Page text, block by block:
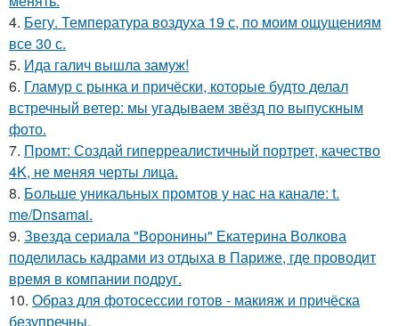
4. Бегу. Температура воздуха 19 с, по моим ощущениям
все 30 с.
5. Ида галич вышла замуж!
6. Гламур с рынка и причёски, которые будто делал
встречный ветер: мы угадываем звёзд по выпускным
фото.
7. Промт: Создай гиперреалистичный портрет, качество
4K, не меняя черты лица.
8. Больше уникальных промтов у нас на канале: t.
me/Dnsamai.
9. Звезда сериала "Воронины" Екатерина Волкова
поделилась кадрами из отдыха в Париже, где проводит
время в компании подруг.
10. Образ для фотосессии готов - макияж и причёска
безупречны.